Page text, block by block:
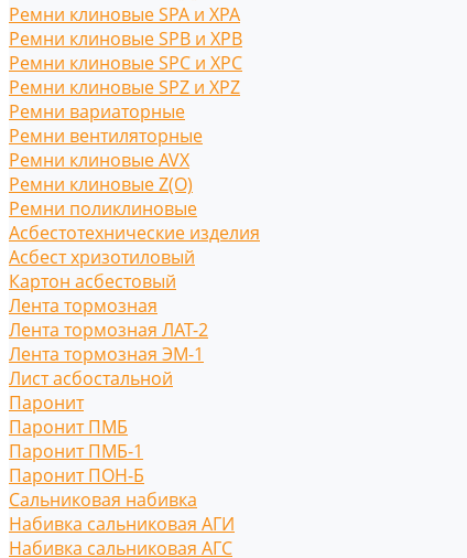
Ремни клиновые SPA и XPA
Ремни клиновые SPB и XPB
Ремни клиновые SPC и XPC
Ремни клиновые SPZ и XPZ
Ремни вариаторные
Ремни вентиляторные
Ремни клиновые AVX
Ремни клиновые Z(O)
Ремни поликлиновые
Асбестотехнические изделия
Асбест хризотиловый
Картон асбестовый
Лента тормозная
Лента тормозная ЛАТ-2
Лента тормозная ЭМ-1
Лист асбостальной
Паронит
Паронит ПМБ
Паронит ПМБ-1
Паронит ПОН-Б
Сальниковая набивка
Набивка сальниковая АГИ
Набивка сальниковая АГС